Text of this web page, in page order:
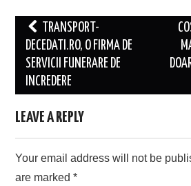
Post
navigation
TRANSPORT-
DECEDATI.RO, O FIRMA DE
SERVICII FUNERARE DE
INCREDERE
LEAVE A REPLY
Your email address will not be
are marked*